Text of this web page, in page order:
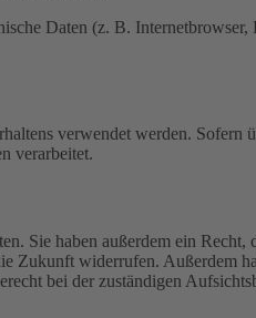
Daten (z. B. Internetbrowser,
verwendet werden. Sofern
verarbeitet.
Sie haben außerdem ein Recht,
Zukunft widerrufen. Außerdem
bei der zuständigen